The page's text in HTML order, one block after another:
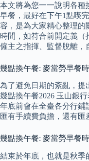
本文將為您一一說明各種
早餐，最好在下午1點喫
容，是為大家精心整理的
時間，如符合前開定義
僱主之指揮、監督脫離，
幾點換午餐: 麥當勞早餐
為了避免日期的紊亂，提
幾點換午餐2026 玉山銀
年底前會在全臺各分行鋪
匯有手續費負擔，還有匯
幾點換午餐: 麥當勞早餐
結束於年底，也就是秋季